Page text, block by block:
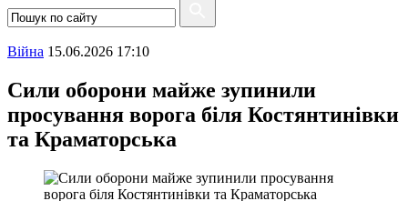
Війна 15.06.2026 17:10
Сили оборони майже зупинили
просування ворога біля Костянтинівки
та Краматорська